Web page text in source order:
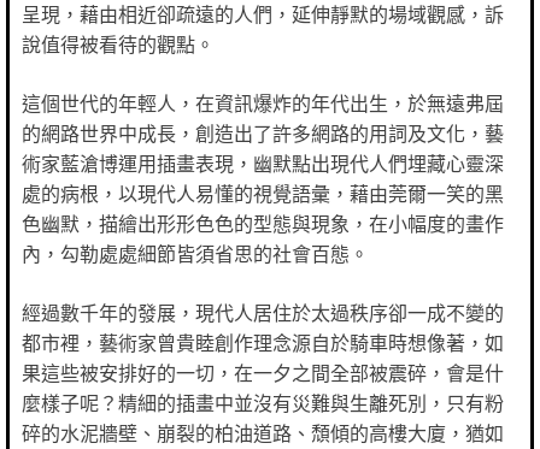
呈現，藉由相近卻疏遠的人們，延伸靜默的場域觀感，訴
說值得被看待的觀點。
這個世代的年輕人，在資訊爆炸的年代出生，於無遠弗屆
的網路世界中成長，創造出了許多網路的用詞及文化，藝
術家藍滄博運用插畫表現，幽默點出現代人們埋藏心靈深
處的病根，以現代人易懂的視覺語彙，藉由莞爾一笑的黑
色幽默，描繪出形形色色的型態與現象，在小幅度的畫作
內，勾勒處處細節皆須省思的社會百態。
經過數千年的發展，現代人居住於太過秩序卻一成不變的
都市裡，藝術家曾貴睦創作理念源自於騎車時想像著，如
果這些被安排好的一切，在一夕之間全部被震碎，會是什
麼樣子呢？精細的插畫中並沒有災難與生離死別，只有粉
碎的水泥牆壁、崩裂的柏油道路、頹傾的高樓大廈，猶如